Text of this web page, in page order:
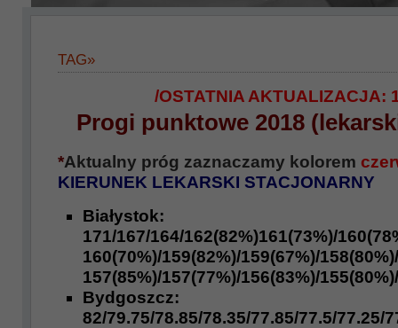
TAG»
/OSTATNIA AKTUALIZACJA:
Progi punktowe 2018
*Aktualny próg zaznaczamy kolorem
KIERUNEK LEKARSKI STACJONARNY
Białystok:
171/167/164/162(82%)161(73%)/
160(70%)/159(82%)/159(67%)/
157(85%)/157(77%)/156(83%)/155(80%)/
Bydgoszcz:
82/79.75/78.85/78.35/77.85/77.5/77.25/